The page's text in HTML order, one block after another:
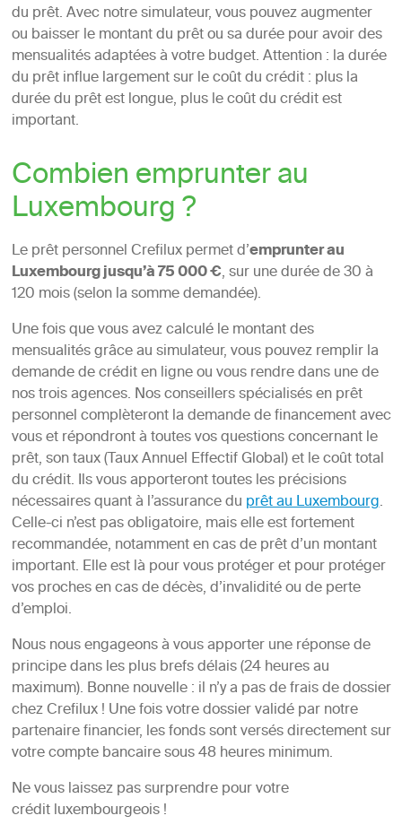
du prêt. Avec notre simulateur, vous pouvez augmenter
ou baisser le montant du prêt ou sa durée pour avoir des
mensualités adaptées à votre budget. Attention : la durée
du prêt influe largement sur le coût du crédit : plus la
durée du prêt est longue, plus le coût du crédit est
important.
Combien emprunter au
Luxembourg ?
Le prêt personnel Crefilux permet d’emprunter au
Luxembourg jusqu’à 75 000 €, sur une durée de 30 à
120 mois (selon la somme demandée).
Une fois que vous avez calculé le montant des
mensualités grâce au simulateur, vous pouvez remplir la
demande de crédit en ligne ou vous rendre dans une de
nos trois agences. Nos conseillers spécialisés en prêt
personnel complèteront la demande de financement avec
vous et répondront à toutes vos questions concernant le
prêt, son taux (Taux Annuel Effectif Global) et le coût total
du crédit. Ils vous apporteront toutes les précisions
nécessaires quant à l’assurance du prêt au Luxembourg.
Celle-ci n’est pas obligatoire, mais elle est fortement
recommandée, notamment en cas de prêt d’un montant
important. Elle est là pour vous protéger et pour protéger
vos proches en cas de décès, d’invalidité ou de perte
d’emploi.
Nous nous engageons à vous apporter une réponse de
principe dans les plus brefs délais (24 heures au
maximum). Bonne nouvelle : il n’y a pas de frais de dossier
chez Crefilux ! Une fois votre dossier validé par notre
partenaire financier, les fonds sont versés directement sur
votre compte bancaire sous 48 heures minimum.
Ne vous laissez pas surprendre pour votre
crédit luxembourgeois !